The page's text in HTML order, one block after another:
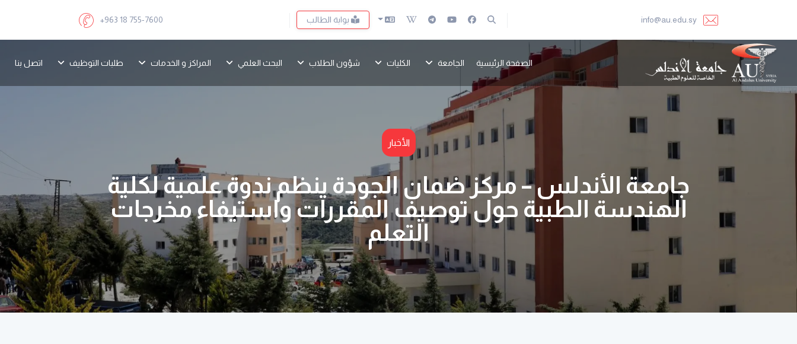
بوابة الطالب +963 18 755-7600
الصفحة الرئيسية الجامعة الكليات شؤون الطلاب البحث العلمي المراكز و الخدمات طلبات التوظيف اتصل بنا
الأخبار
جامعة الأندلس – مركز ضمان الجودة ينظم ندوة علمية لكلية
الهندسة الطبية حول توصيف المقررات واستيفاء مخرجات
التعلم